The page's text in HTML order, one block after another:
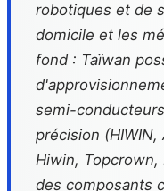
robotiques et de
domicile et les
fond : Taïwan
semi-
précision (HIWIN,
Hiwin,
des composants